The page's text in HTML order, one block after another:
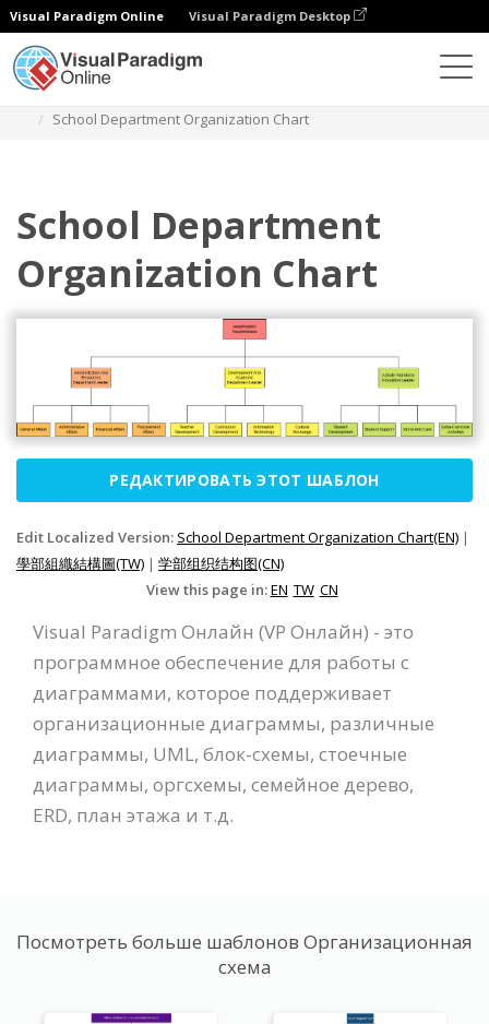
Visual Paradigm Online Visual Paradigm Desktop
School Department Organization Chart
School Department
Organization Chart
РЕДАКТИРОВАТЬ ЭТОТ ШАБЛОН
Edit Localized Version: School Department Organization Chart(EN) |
學部組織結構圖(TW) | 学部组织结构图(CN)
View this page in:EN TW CN
Visual Paradigm Онлайн (VP Онлайн) - это
программное обеспечение для работы с
диаграммами, которое поддерживает
организационные диаграммы, различные
диаграммы, UML, блок-схемы, стоечные
диаграммы, оргсхемы, семейное дерево,
ERD, план этажа и т.д.
Посмотреть больше шаблонов Организационная
схема